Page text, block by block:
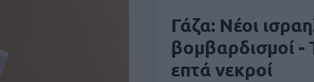
Γάζα: Νέοι
βομβαρδισμοί -
επτά νεκροί